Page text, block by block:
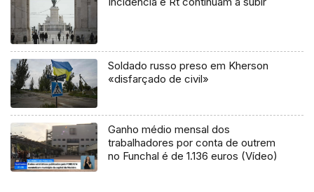
Soldado russo preso em Kherson
«disfarçado de civil»
Ganho médio mensal dos
trabalhadores por conta de outrem
no Funchal é de 1.136 euros (Vídeo)